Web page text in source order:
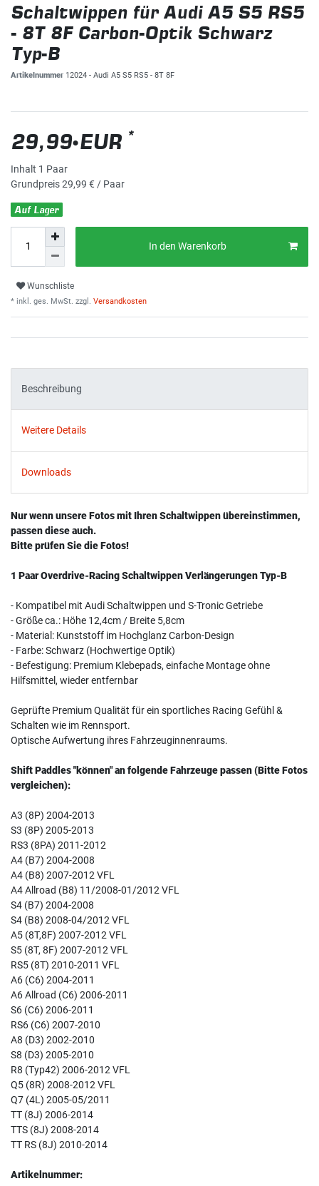
Schaltwippen für Audi A5 S5 RS5
- 8T 8F Carbon-Optik Schwarz
Typ-B
Artikelnummer 12024 - Audi A5 S5 RS5 - 8T 8F
29,99 EUR *
Inhalt 1 Paar
Grundpreis29,99 € / Paar
Auf Lager
In den Warenkorb
Wunschliste
* inkl. ges. MwSt. zzgl. Versandkosten
Beschreibung
Weitere Details
Downloads
Nur wenn unsere Fotos mit Ihren Schaltwippen übereinstimmen,
passen diese auch.
Bitte prüfen Sie die Fotos!
1 Paar Overdrive-Racing Schaltwippen Verlängerungen Typ-B
- Kompatibel mit Audi Schaltwippen und S-Tronic Getriebe
- Größe ca.: Höhe 12,4cm / Breite 5,8cm
- Material: Kunststoff im Hochglanz Carbon-Design
- Farbe: Schwarz (Hochwertige Optik)
- Befestigung: Premium Klebepads, einfache Montage ohne
Hilfsmittel, wieder entfernbar
Geprüfte Premium Qualität für ein sportliches Racing Gefühl &
Schalten wie im Rennsport.
Optische Aufwertung ihres Fahrzeuginnenraums.
Shift Paddles "können" an folgende Fahrzeuge passen (Bitte Fotos
vergleichen):
A3 (8P) 2004-2013
S3 (8P) 2005-2013
RS3 (8PA) 2011-2012
A4 (B7) 2004-2008
A4 (B8) 2007-2012 VFL
A4 Allroad (B8) 11/2008-01/2012 VFL
S4 (B7) 2004-2008
S4 (B8) 2008-04/2012 VFL
A5 (8T,8F) 2007-2012 VFL
S5 (8T, 8F) 2007-2012 VFL
RS5 (8T) 2010-2011 VFL
A6 (C6) 2004-2011
A6 Allroad (C6) 2006-2011
S6 (C6) 2006-2011
RS6 (C6) 2007-2010
A8 (D3) 2002-2010
S8 (D3) 2005-2010
R8 (Typ42) 2006-2012 VFL
Q5 (8R) 2008-2012 VFL
Q7 (4L) 2005-05/2011
TT (8J) 2006-2014
TTS (8J) 2008-2014
TT RS (8J) 2010-2014
Artikelnummer: